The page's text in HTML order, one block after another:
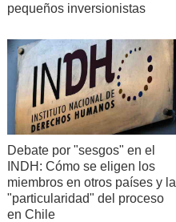
pequeños inversionistas
Debate por "sesgos" en el
INDH: Cómo se eligen los
miembros en otros países y la
"particularidad" del proceso
en Chile